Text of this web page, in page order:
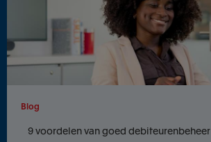
Blog
9 voordelen van goed debiteurenbeheer